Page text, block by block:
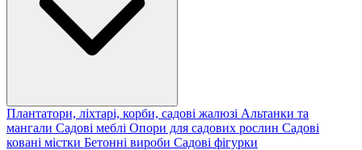
Плантатори, ліхтарі, корби, садові жалюзі Альтанки та
мангали Садові меблі Опори для садових рослин Садові
ковані містки Бетонні вироби Садові фігурки